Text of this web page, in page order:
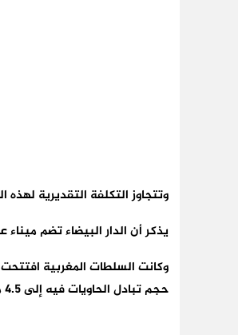
وتتجاوز التكلفة التقديرية
يذكر أن الدار البيضاء تضم
وكانت السلطات المغربية
حجم تبادل الحاويات فيه إلى 4.5 مليون حاوية مع نهاية العام، مثل ميناء “ألخيثراس” جنوبي إسبانيا.